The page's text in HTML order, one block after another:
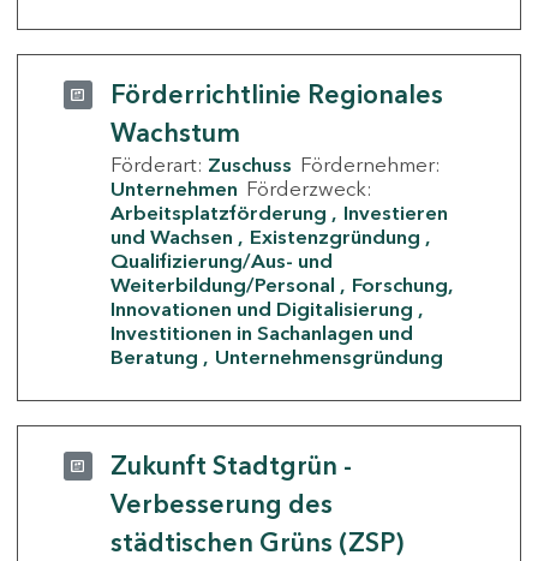
Förderrichtlinie Regionales
Wachstum
Förderart: Zuschuss Fördernehmer:
Unternehmen Förderzweck:
Arbeitsplatzförderung
Investieren
und Wachsen
Existenzgründung
Qualifizierung/Aus- und
Weiterbildung/Personal
Forschung,
Innovationen und Digitalisierung
Investitionen in Sachanlagen und
Beratung
Unternehmensgründung
Zukunft Stadtgrün -
Verbesserung des
städtischen Grüns (ZSP)